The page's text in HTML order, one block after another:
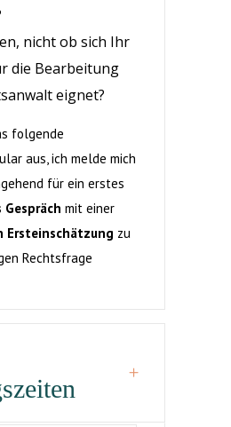
nicht ob sich Ihr
die Bearbeitung
eignet?
folgende
aus, ich melde mich
für ein erstes
mit einer
Ersteinschätzung zu
Rechtsfrage